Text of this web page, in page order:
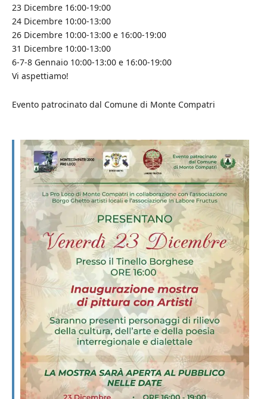
23 Dicembre 16:00-19:00
24 Dicembre 10:00-13:00
26 Dicembre 10:00-13:00 e 16:00-19:00
31 Dicembre 10:00-13:00
6-7-8 Gennaio 10:00-13:00 e 16:00-19:00
Vi aspettiamo!
Evento patrocinato dal Comune di Monte Compatri